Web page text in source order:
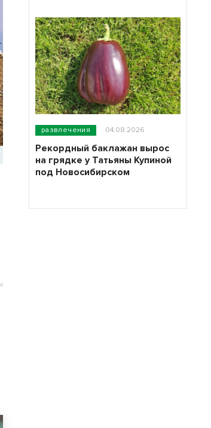
развлечения 04.08.2026
Рекордный баклажан вырос
на грядке у Татьяны Купиной
под Новосибирском